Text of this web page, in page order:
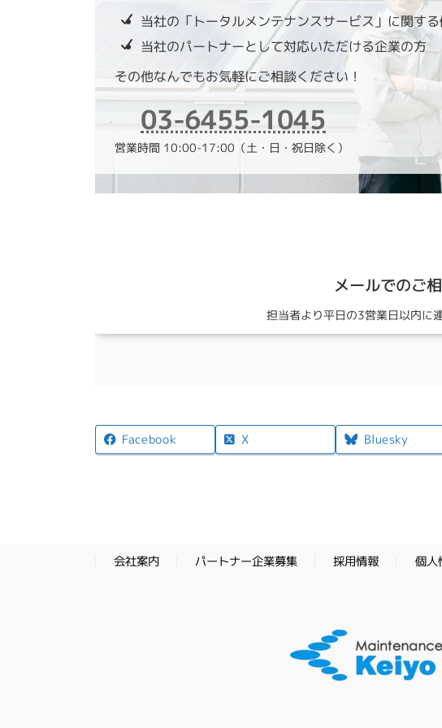
当社の「トータルメンテナンスサービス」に関す
当社のパートナーとして対応いただける企業の方
その他なんでもお気軽にご相談ください！
03-6455-1045
営業時間 10:00-17:00（土・日・祝日除く）
メールでのご
担当者より平日の3営業日以内に
Facebook X Bluesky
会社案内 パートナー企業募集 採用情報 個人